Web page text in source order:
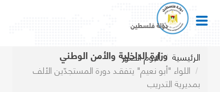
دولة فلسطين
وزارة الداخلية والأمن الوطني الرئيسية ألبوم الصور
اللواء "أبو نعيم" يتفقـد دورة المستجدّين الألف
بمديرية التدريب